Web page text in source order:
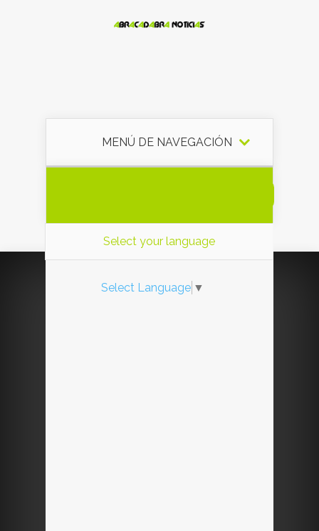
MENÚ DE NAVEGACIÓN
Select your language
Select Language ▼